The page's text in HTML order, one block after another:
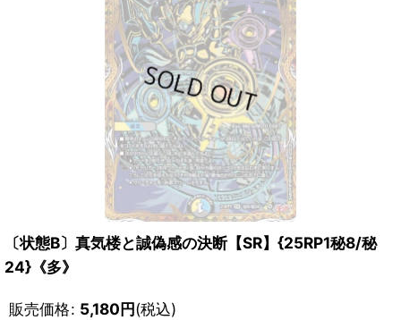
〔状態B〕真気楼と誠偽感の決断【SR】{25RP1秘8/秘
24}《多》
販売価格: 5,180円(税込)